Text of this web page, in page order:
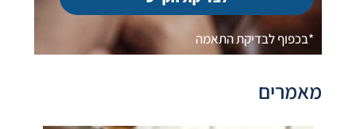
*בכפוף לבדיקת התאמה
מאמרים